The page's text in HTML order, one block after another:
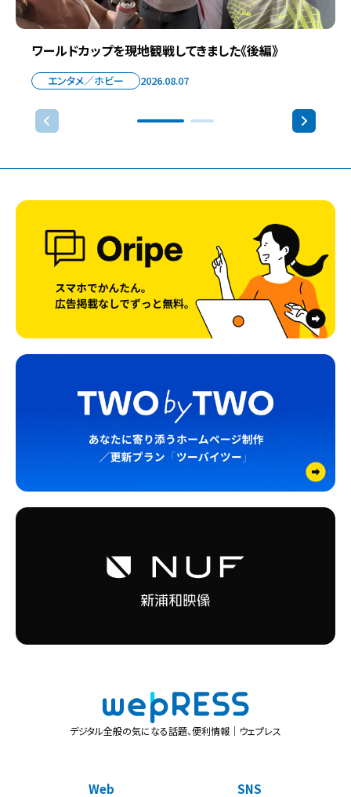
ワールドカップを現地観戦してきました《後編》
エンタメ／ホビー 2026.08.07
デジタル全般の気になる話題、便利情報｜ウェプレス
Web SNS